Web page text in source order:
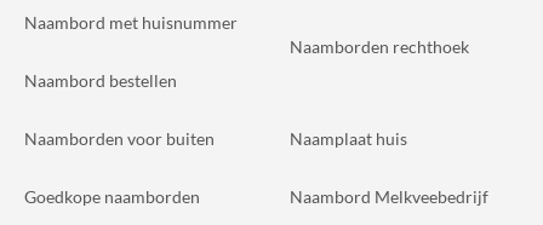
Naambord met huisnummer
Naambord bestellen
Naamborden rechthoek
Naamborden voor buiten
Goedkope naamborden
Naamplaat huis
Naambord Melkveebedrijf